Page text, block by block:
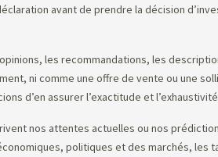
avant de prendre la décision
les recommandations, les
ni comme une offre de vente ou une
d’en assurer l’exactitude et
nos attentes actuelles ou nos
politiques et des marchés,